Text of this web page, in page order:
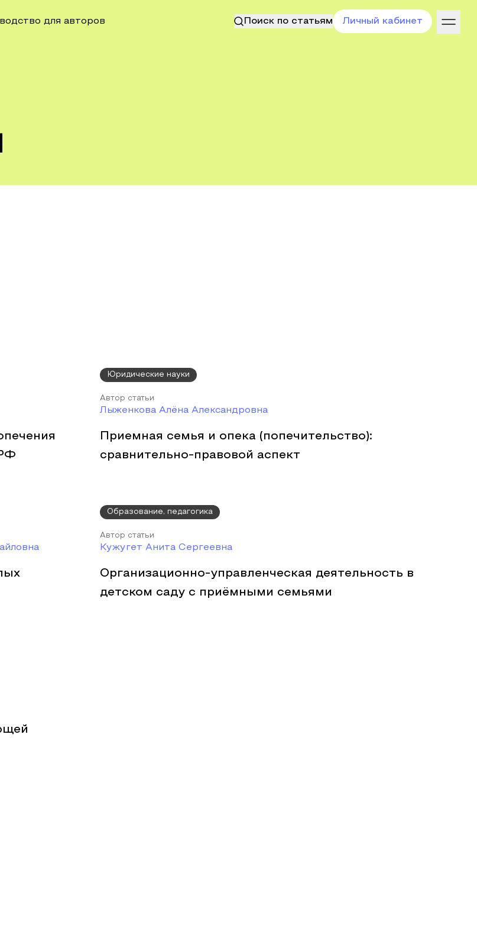
для авторов Поиск по статьям Личный кабинет
Юридические науки
Автор статьи
Лыженкова Алёна Александровна
Приемная семья и опека (попечительство):
сравнительно-правовой аспект
Образование, педагогика
Автор статьи
Кужугет Анита Сергеевна
Организационно-управленческая деятельность в
детском саду с приёмными семьями